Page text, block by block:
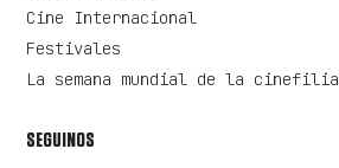
Cine Internacional
Festivales
La semana mundial de la cinefilia
SEGUINOS